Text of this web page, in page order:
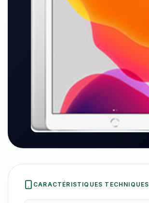
CARACTÉRISTIQUES TECHNIQUES